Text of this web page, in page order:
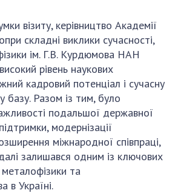
візиту, керівництво Академії
складні виклики сучасності,
ім. Г.В. Курдюмова НАН
рівень наукових
кадровий потенціал і сучасну
базу. Разом із тим, було
подальшої державної
модернізації
міжнародної співпраці,
залишався одним із ключових
та
в Україні.